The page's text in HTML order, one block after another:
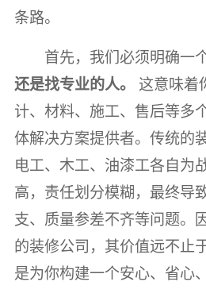
条路。
首先，我们必须明确一
还是找专业的人。
这意味着
计、材料、施工、售后等多
体解决方案提供者。传统的
电工、木工、油漆工各自为
高，责任划分模糊，最终导
支、质量参差不齐等问题。
的装修公司，其价值远不止
是为你构建一个安心、省心